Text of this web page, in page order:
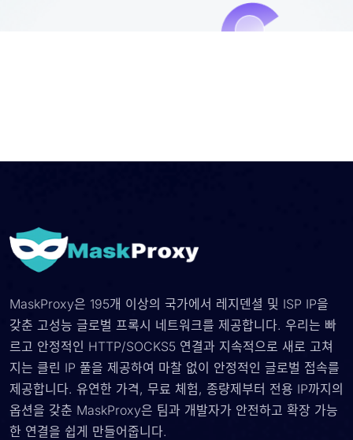
MaskProxy은 195개 이상의 국가에서 레지덴셜 및 ISP IP을
갖춘 고성능 글로벌 프록시 네트워크를 제공합니다. 우리는 빠
르고 안정적인 HTTP/SOCKS5 연결과 지속적으로 새로 고쳐
지는 클린 IP 풀을 제공하여 마찰 없이 안정적인 글로벌 접속를
제공합니다. 유연한 가격, 무료 체험, 종량제부터 전용 IP까지의
옵션을 갖춘 MaskProxy은 팀과 개발자가 안전하고 확장 가능
한 연결을 쉽게 만들어줍니다.